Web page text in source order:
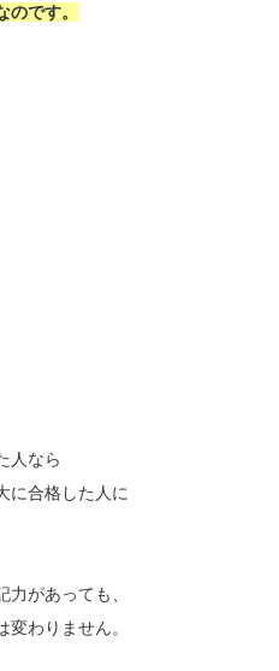
です。
人なら
に合格した人に
があっても、
わりません。